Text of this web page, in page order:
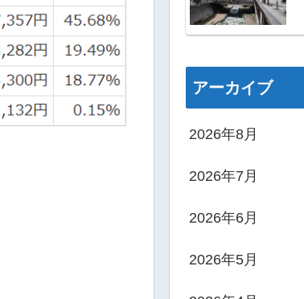
アーカイブ
2026年8月
2026年7月
2026年6月
2026年5月